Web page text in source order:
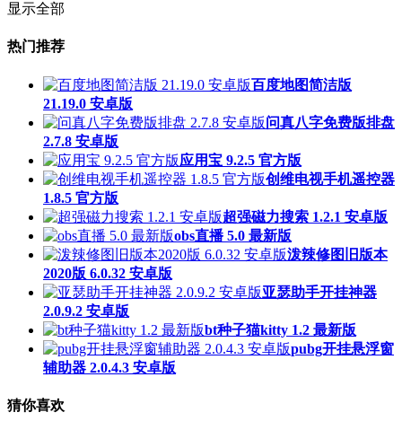
显示全部
热门推荐
百度地图简洁版
21.19.0 安卓版
问真八字免费版排盘
2.7.8 安卓版
应用宝 9.2.5 官方版
创维电视手机遥控器
1.8.5 官方版
超强磁力搜索 1.2.1 安卓版
obs直播 5.0 最新版
泼辣修图旧版本
2020版 6.0.32 安卓版
亚瑟助手开挂神器
2.0.9.2 安卓版
bt种子猫kitty 1.2 最新版
pubg开挂悬浮窗
辅助器 2.0.4.3 安卓版
猜你喜欢